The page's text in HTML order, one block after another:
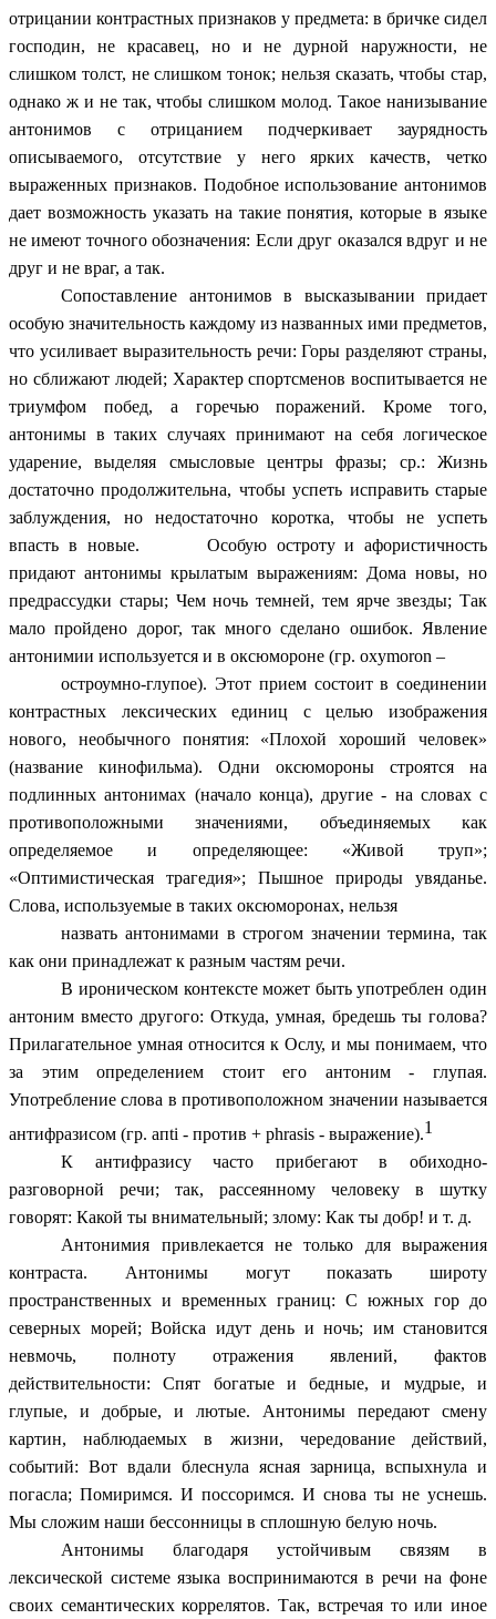
отрицании контрастных признаков у предмета: в бричке сидел
господин, не красавец, но и не дурной наружности, не
слишком толст, не слишком тонок; нельзя сказать, чтобы стар,
однако ж и не так, чтобы слишком молод. Такое нанизывание
антонимов с отрицанием подчеркивает заурядность
описываемого, отсутствие у него ярких качеств, четко
выраженных признаков. Подобное использование антонимов
дает возможность указать на такие понятия, которые в языке
не имеют точного обозначения: Если друг оказался вдруг и не
друг и не враг, а так.
Сопоставление антонимов в высказывании придает
особую значительность каждому из названных ими предметов,
что усиливает выразительность речи: Горы разделяют страны,
но сближают людей; Характер спортсменов воспитывается не
триумфом побед, а горечью поражений. Кроме того,
антонимы в таких случаях принимают на себя логическое
ударение, выделяя смысловые центры фразы; ср.: Жизнь
достаточно продолжительна, чтобы успеть исправить старые
заблуждения, но недостаточно коротка, чтобы не успеть
впасть в новые. Особую остроту и афористичность
придают антонимы крылатым выражениям: Дома новы, но
предрассудки стары; Чем ночь темней, тем ярче звезды; Так
мало пройдено дорог, так много сделано ошибок. Явление
антонимии используется и в оксюмороне (гр. oxymoron –
остроумно-глупое). Этот прием состоит в соединении
контрастных лексических единиц с целью изображения
нового, необычного понятия: «Плохой хороший человек»
(название кинофильма). Одни оксюмороны строятся на
подлинных антонимах (начало конца), другие - на словах с
противоположными значениями, объединяемых как
определяемое и определяющее: «Живой труп»;
«Оптимистическая трагедия»; Пышное природы увяданье.
Слова, используемые в таких оксюморонах, нельзя
назвать антонимами в строгом значении термина, так
как они принадлежат к разным частям речи.
В ироническом контексте может быть употреблен один
антоним вместо другого: Откуда, умная, бредешь ты голова?
Прилагательное умная относится к Ослу, и мы понимаем, что
за этим определением стоит его антоним - глупая.
Употребление слова в противоположном значении называется
антифразисом (гр. апti - против + phrasis - выражение).1
К антифразису часто прибегают в обиходно-
разговорной речи; так, рассеянному человеку в шутку
говорят: Какой ты внимательный; злому: Как ты добр! и т. д.
Антонимия привлекается не только для выражения
контраста. Антонимы могут показать широту
пространственных и временных границ: С южных гор до
северных морей; Войска идут день и ночь; им становится
невмочь, полноту отражения явлений, фактов
действительности: Спят богатые и бедные, и мудрые, и
глупые, и добрые, и лютые. Антонимы передают смену
картин, наблюдаемых в жизни, чередование действий,
событий: Вот вдали блеснула ясная зарница, вспыхнула и
погасла; Помиримся. И поссоримся. И снова ты не уснешь.
Мы сложим наши бессонницы в сплошную белую ночь.
Антонимы благодаря устойчивым связям в
лексической системе языка воспринимаются в речи на фоне
своих семантических коррелятов. Так, встречая то или иное